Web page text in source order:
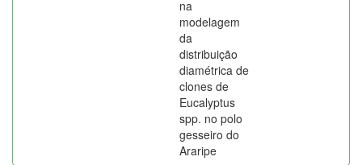
na
modelagem
da
distribuição
diamétrica de
clones de
Eucalyptus
spp. no polo
gesseiro do
Araripe